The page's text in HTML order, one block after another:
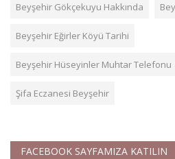
Beyşehir Gökçekuyu Hakkında
Beyşehir Eğirler Köyü Tarihi
Beyşehir Hüseyinler Muhtar Telefonu
Şifa Eczanesi Beyşehir
FACEBOOK SAYFAMIZA KATILIN